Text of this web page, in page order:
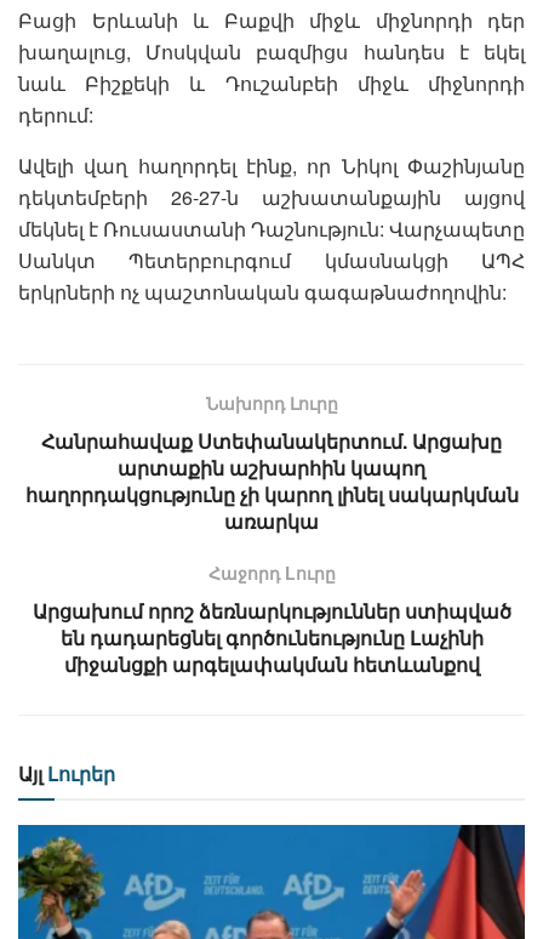
Բացի Երևանի և Բաքվի միջև միջնորդի դեր
խաղալուց, Մոսկվան բազմիցս հանդես է եկել
նաև Բիշքեկի և Դուշանբեի միջև միջնորդի
դերում:
Ավելի վաղ հաղորդել էինք, որ Նիկոլ Փաշինյանը
դեկտեմբերի 26-27-ն աշխատանքային այցով
մեկնել է Ռուսաստանի Դաշնություն: Վարչապետը
Սանկտ Պետերբուրգում կմասնակցի ԱՊՀ
երկրների ոչ պաշտոնական գագաթնաժողովին:
Նախորդ Լուրը
Հանրահավաք Ստեփանակերտում. Արցախը
արտաքին աշխարհին կապող
հաղորդակցությունը չի կարող լինել սակարկման
առարկա
Հաջորդ Lուրը
Արցախում որոշ ձեռնարկություններ ստիպված
են դադարեցնել գործունեությունը Լաչինի
միջանցքի արգելափակման հետևանքով
Այլ Լուրեր